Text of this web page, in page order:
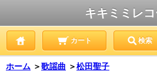
キキミミレ
カート 検索
ホーム ＞歌謡曲 ＞松田聖子